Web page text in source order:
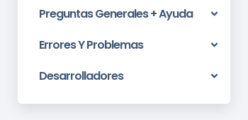
Preguntas Generales + Ayuda
Errores Y Problemas
Desarrolladores